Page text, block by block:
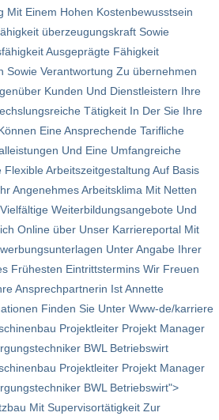
Mit Einem Hohen Kostenbewusst­sein
überzeugungskraft Sowie
Ausgeprägte Fähigkeit
Sowie Verantwortung Zu übernehmen
Kunden Und Dienst­leistern Ihre
Tätigkeit In Der Sie Ihre
Eine An­sprechende Tarifliche
Und Eine Umfang­reiche
Arbeits­zeit­gestaltung Auf Basis
Angenehmes Arbeits­klima Mit Netten
Weiterbildungs­angebote Und
Online über Unser Karriere­portal Mit
Unter Angabe Ihrer
Frühesten Eintritts­termins Wir Freuen
Ansprechpartnerin Ist Annette
Finden Sie Unter Www-de/karriere
Projektleiter Projekt Manager
BWL Betriebswirt
Projektleiter Projekt Manager
BWL Betriebswirt">
Mit Supervisortätigkeit Zur